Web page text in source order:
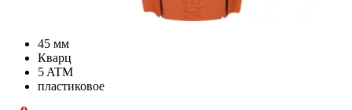
45 мм
Кварц
5 ATM
пластиковое